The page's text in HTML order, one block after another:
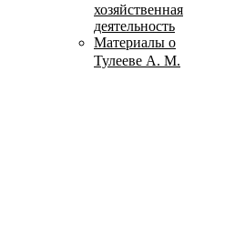
хозяйственная
деятельность
Материалы о
Тулееве А. М.